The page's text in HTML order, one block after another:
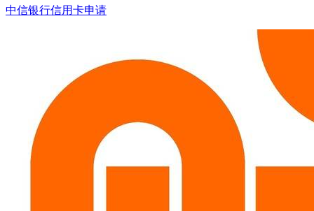
中信银行信用卡申请